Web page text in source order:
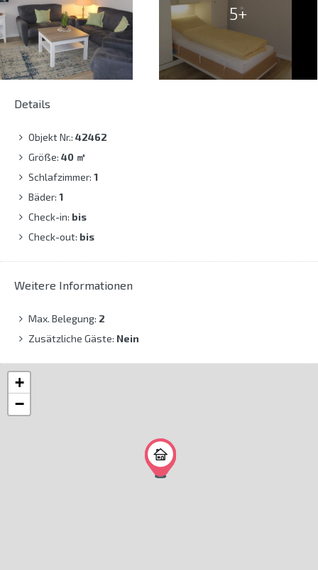
5+
Details
Objekt Nr.: 42462
Größe: 40 ㎡
Schlafzimmer: 1
Bäder: 1
Check-in: bis
Check-out: bis
Weitere Informationen
Max. Belegung: 2
Zusätzliche Gäste: Nein
+
−